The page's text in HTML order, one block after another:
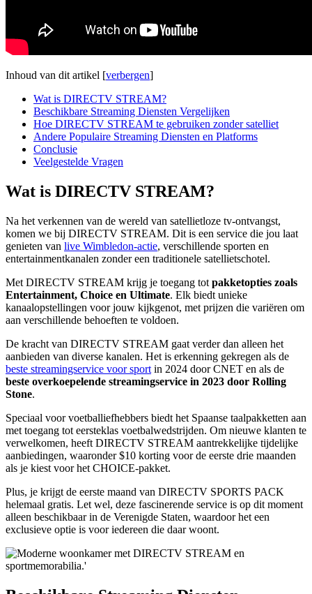
Inhoud van dit artikel [verbergen]
Wat is DIRECTV STREAM?
Beschikbare Streaming Diensten Vergelijken
Hoe DIRECTV STREAM te gebruiken zonder satelliet
Andere Populaire Streaming Diensten en Platforms
Conclusie
Veelgestelde Vragen
Wat is DIRECTV STREAM?
Na het verkennen van de wereld van satellietloze tv-ontvangst,
komen we bij DIRECTV STREAM. Dit is een service die jou laat
genieten van live Wimbledon-actie, verschillende sporten en
entertainmentkanalen zonder een traditionele satellietschotel.
Met DIRECTV STREAM krijg je toegang tot pakketopties zoals
Entertainment, Choice en Ultimate. Elk biedt unieke
kanaalopstellingen voor jouw kijkgenot, met prijzen die variëren om
aan verschillende behoeften te voldoen.
De kracht van DIRECTV STREAM gaat verder dan alleen het
aanbieden van diverse kanalen. Het is erkenning gekregen als de
beste streamingservice voor sport in 2024 door CNET en als de
beste overkoepelende streamingservice in 2023 door Rolling
Stone.
Speciaal voor voetballiefhebbers biedt het Spaanse taalpakketten aan
met toegang tot eersteklas voetbalwedstrijden. Om nieuwe klanten te
verwelkomen, heeft DIRECTV STREAM aantrekkelijke tijdelijke
aanbiedingen, waaronder $10 korting voor de eerste drie maanden
als je kiest voor het CHOICE-pakket.
Plus, je krijgt de eerste maand van DIRECTV SPORTS PACK
helemaal gratis. Let wel, deze fascinerende service is op dit moment
alleen beschikbaar in de Verenigde Staten, waardoor het een
exclusieve optie is voor iedereen die daar woont.